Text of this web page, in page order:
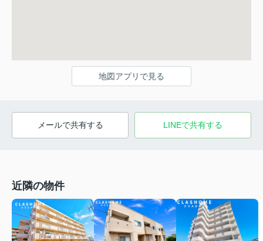
地図アプリで見る
メールで共有する LINEで共有する
近隣の物件